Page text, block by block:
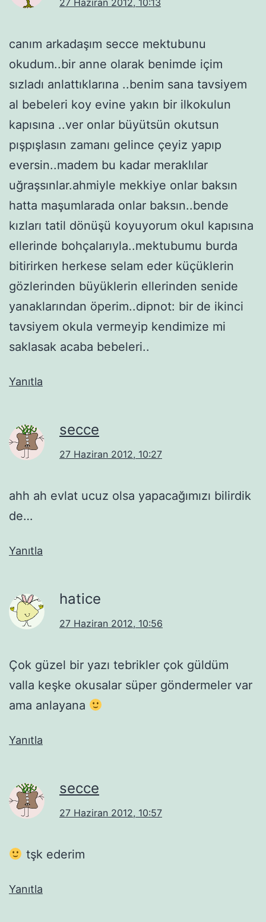
canım arkadaşım secce mektubunu
okudum..bir anne olarak benimde içim
sızladı anlattıklarına ..benim sana tavsiyem
al bebeleri koy evine yakın bir ilkokulun
kapısına ..ver onlar büyütsün okutsun
pışpışlasın zamanı gelince çeyiz yapıp
eversin..madem bu kadar meraklılar
uğraşsınlar.ahmiyle mekkiye onlar baksın
hatta maşumlarada onlar baksın..bende
kızları tatil dönüşü koyuyorum okul kapısına
ellerinde bohçalarıyla..mektubumu burda
bitirirken herkese selam eder küçüklerin
gözlerinden büyüklerin ellerinden senide
yanaklarından öperim..dipnot: bir de ikinci
tavsiyem okula vermeyip kendimize mi
saklasak acaba bebeleri..
Yanıtla
secce
27 Haziran 2012, 10:27
ahh ah evlat ucuz olsa yapacağımızı bilirdik
de…
Yanıtla
hatice
27 Haziran 2012, 10:56
Çok güzel bir yazı tebrikler çok güldüm
valla keşke okusalar süper göndermeler var
ama anlayana
Yanıtla
secce
27 Haziran 2012, 10:57
tşk ederim
Yanıtla